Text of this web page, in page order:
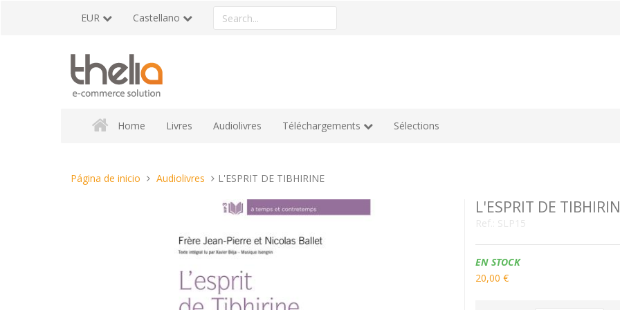
EUR Castellano
Search
a
Home Livres Audiolivres Téléchargements Sélections
Estas
Página de inicio Audiolivres L'ESPRIT DE TIBHIRINE
L'ESPRIT DE
Ref.: SLP15
Disponibilidad:
EN STOCK
20,00 €